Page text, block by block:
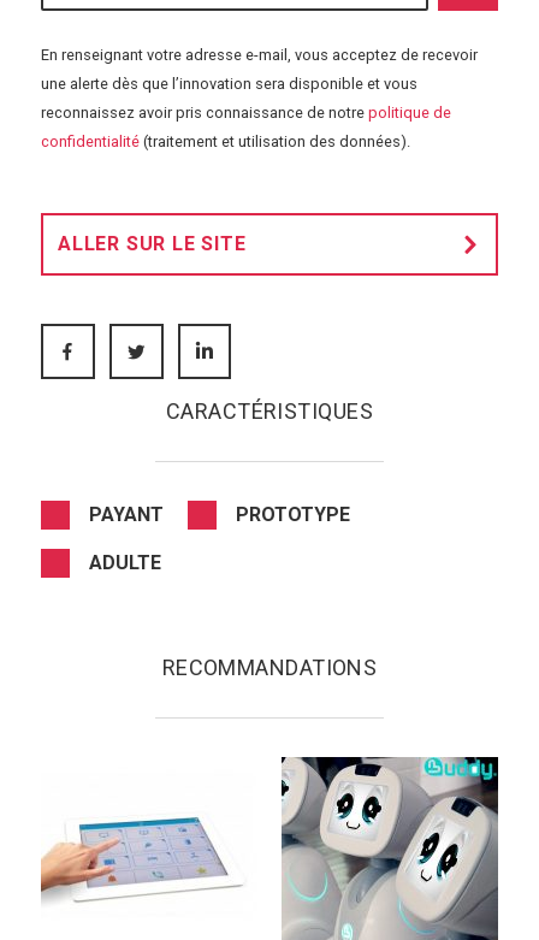
En renseignant votre adresse e-mail, vous acceptez de recevoir
une alerte dès que l’innovation sera disponible et vous
reconnaissez avoir pris connaissance de notre politique de
confidentialité (traitement et utilisation des données).
ALLER SUR LE SITE
FACEBOOKTWITTER
CARACTÉRISTIQUES
PAYANT PROTOTYPE
ADULTE
RECOMMANDATIONS